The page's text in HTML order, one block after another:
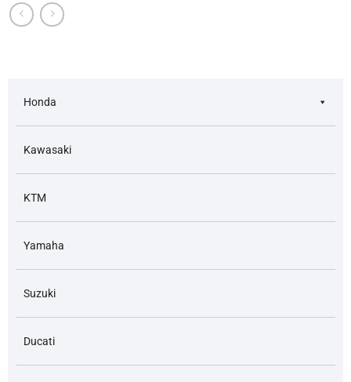
Honda
Kawasaki
KTM
Yamaha
Suzuki
Ducati